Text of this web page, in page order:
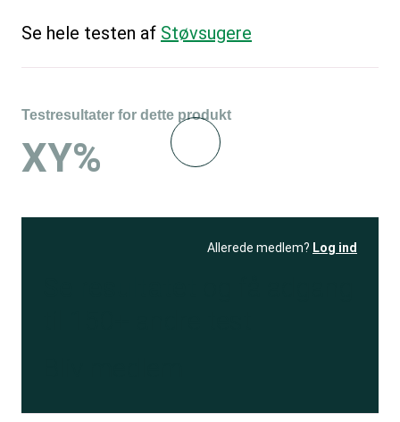
Se hele testen af Støvsugere
Testresultater for dette produkt
XY%
Allerede medlem? Log ind